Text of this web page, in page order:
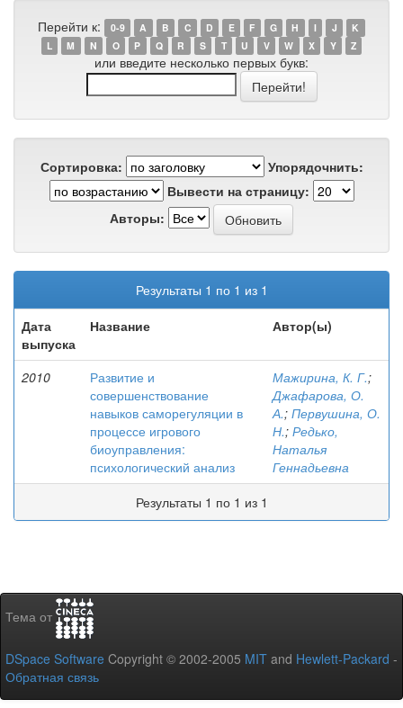
Перейти к: 0-9 A B C D E F G H I J
K
L
M N O P Q R S T U V W X Y Z
или введите несколько первых букв:
Сортировка:
Упорядочнить:
Вывести на страницу:
Авторы:
Результаты 1 по 1 из 1
Дата
выпуска
Название Автор(ы)
2010
Развитие и
совершенствование
навыков саморегуляции в
процессе игрового
биоуправления:
психологический анализ
Мажирина, К. Г.;
Джафарова, О.
А.; Первушина, О.
Н.; Редько,
Наталья
Геннадьевна
Результаты 1 по 1 из 1
Тема от
DSpace Software Copyright © 2002-2005 MIT and Hewlett-Packard -
Обратная связь